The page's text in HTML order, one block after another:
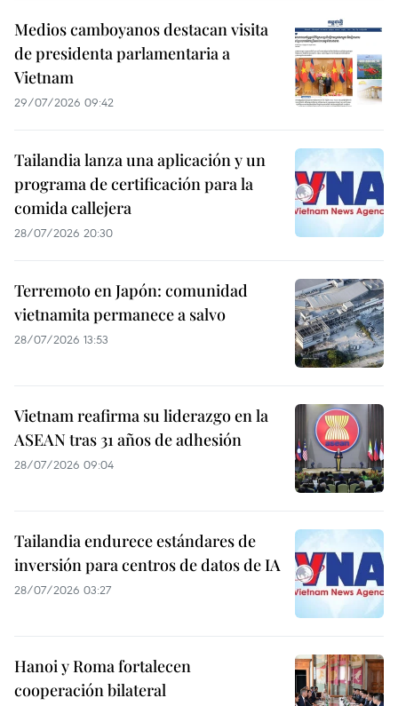
Medios camboyanos destacan visita
de presidenta parlamentaria a
Vietnam
29/07/2026 09:42
Tailandia lanza una aplicación y un
programa de certificación para la
comida callejera
28/07/2026 20:30
Terremoto en Japón: comunidad
vietnamita permanece a salvo
28/07/2026 13:53
Vietnam reafirma su liderazgo en la
ASEAN tras 31 años de adhesión
28/07/2026 09:04
Tailandia endurece estándares de
inversión para centros de datos de IA
28/07/2026 03:27
Hanoi y Roma fortalecen
cooperación bilateral